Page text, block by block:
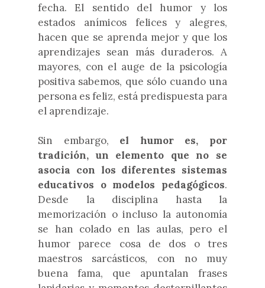
fecha. El sentido del humor y los
estados anímicos felices y alegres,
hacen que se aprenda mejor y que los
aprendizajes sean más duraderos. A
mayores, con el auge de la psicología
positiva sabemos, que sólo cuando una
persona es feliz, está predispuesta para
el aprendizaje.
Sin embargo, el humor es, por
tradición, un elemento que no se
asocia con los diferentes sistemas
educativos o modelos pedagógicos.
Desde la disciplina hasta la
memorización o incluso la autonomía
se han colado en las aulas, pero el
humor parece cosa de dos o tres
maestros sarcásticos, con no muy
buena fama, que apuntalan frases